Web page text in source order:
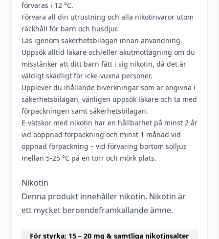
förvaras i 12 °C.
Förvara all din utrustning och alla nikotinvaror utom
räckhåll för barn och husdjur.
Läs igenom säkerhetsbilagan innan användning.
Uppsök alltid läkare och/eller akutmottagning om du
misstänker att ditt barn fått i sig nikotin, då det är
väldigt skadligt för icke-vuxna personer.
Upplever du ihållande biverkningar som är angivna i
säkerhetsbilagan, vänligen uppsök läkare och ta med
förpackningen samt säkerhetsbilagan.
E-vätskor med nikotin har en hållbarhet på minst 2 år
vid oöppnad förpackning och minst 1 månad vid
öppnad förpackning – vid förvaring bortom solljus
mellan 5-25 °C på en torr och mörk plats.
Nikotin
Denna produkt innehåller nikotin. Nikotin är
ett mycket beroendeframkallande ämne.
För styrka: 15 – 20 mg & samtliga nikotinsalter